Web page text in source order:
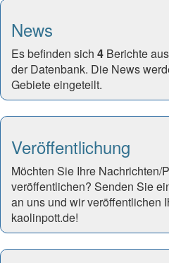
News
Es befinden sich 4 Berichte
der Datenbank. Die News
Gebiete eingeteilt.
Veröffentlichung
Möchten Sie Ihre Nachrichten/
veröffentlichen? Senden Sie
an uns und wir veröffentlichen
kaolinpott.de!